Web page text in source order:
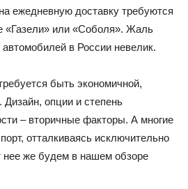
ежедневную доставку требуются
«Газели» или «Соболя». Жаль
в России невелик.
быть экономичной,
опции и степень
– вторичные факторы. А многие
отталкиваясь исключительно
же будем в нашем обзоре